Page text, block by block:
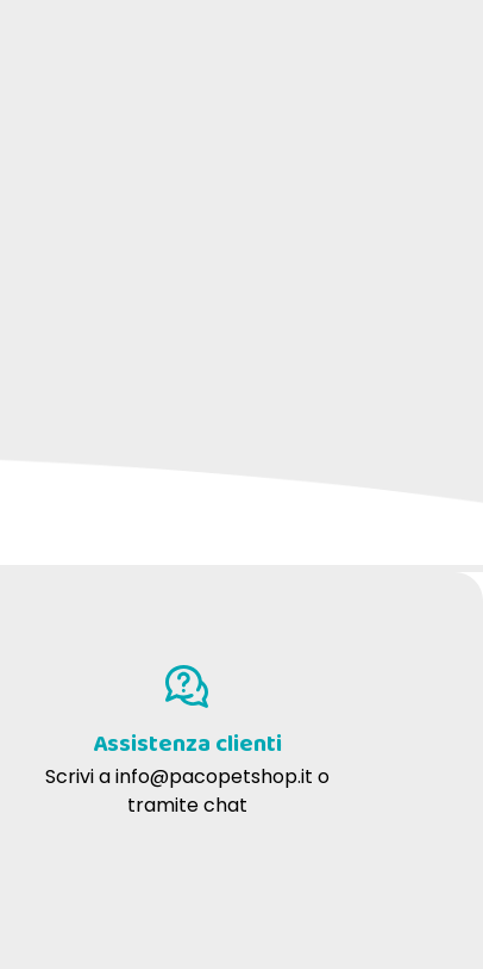
Assistenza clienti
Scrivi ainfo@pacopetshop.it o
tramite chat